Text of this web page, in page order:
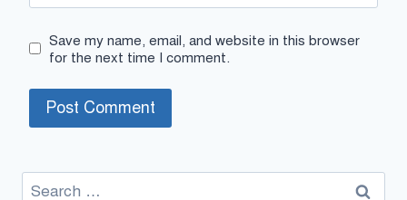
Save my name, email, and website in this browser
for the next time I comment.
Search